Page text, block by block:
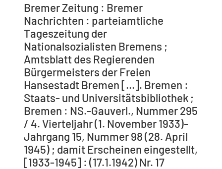
Bremer Zeitung : Bremer
Nachrichten : parteiamtliche
Tageszeitung der
Nationalsozialisten Bremens ;
Amtsblatt des Regierenden
Bürgermeisters der Freien
Hansestadt Bremen [...]. Bremen :
Staats- und Universitätsbibliothek ;
Bremen : NS.-Gauverl., Nummer 295
/ 4. Vierteljahr (1. November 1933)-
Jahrgang 15, Nummer 98 (28. April
1945) ; damit Erscheinen eingestellt,
[1933-1945] : (17.1.1942) Nr. 17